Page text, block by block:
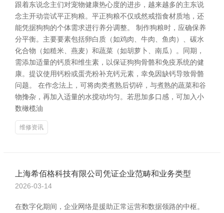
跟着东说念主们对宠物健康热心度的进步，越来越多的主东说
念主开动尝试平正狗粮。平正狗粮不仅或然戒指食材质地，还
能凭据狗狗的个体需求进行养分调整。 制作狗粮时，应确保养
分平衡。主要要素包括卵白质（如鸡肉、牛肉、鱼肉）、碳水
化合物（如糙米、燕麦）和蔬菜（如胡萝卜、南瓜）。同期，
需添加适量的钙质和维生素，以保证狗狗骨骼和免疫系统的健
康。提议使用钙粉或蛋壳粉补充钙元素，幸免因缺钙导致骨骼
问题。 在作念法上，可将肉类煮熟后切碎，与煮熟的蔬菜和谷
物搀杂，再加入适量的水搅动均匀。若思加多口感，可加入小
数橄榄油
维修资讯
上海希佰格科技有限公司凭证企业范畴和业务类型
2026-03-14
在数字化期间，企业网络是援助正常运营和数据领路的中枢。